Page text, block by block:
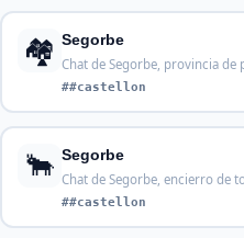
🏘️ Segorbe
Chat de Segorbe, provincia de
##castellon
🐂 Segorbe
Chat de Segorbe, encierro de
##castellon